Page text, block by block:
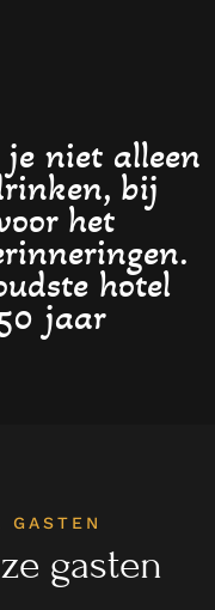
niet alleen
bij
het
hotel
jaar
GASTEN
gasten